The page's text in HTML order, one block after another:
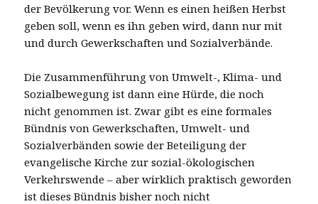
der Bevölkerung vor. Wenn es einen heißen Herbst
geben soll, wenn es ihn geben wird, dann nur mit
und durch Gewerkschaften und Sozialverbände.
Die Zusammenführung von Umwelt-, Klima- und
Sozialbewegung ist dann eine Hürde, die noch
nicht genommen ist. Zwar gibt es eine formales
Bündnis von Gewerkschaften, Umwelt- und
Sozialverbänden sowie der Beteiligung der
evangelische Kirche zur sozial-ökologischen
Verkehrswende – aber wirklich praktisch geworden
ist dieses Bündnis bisher noch nicht